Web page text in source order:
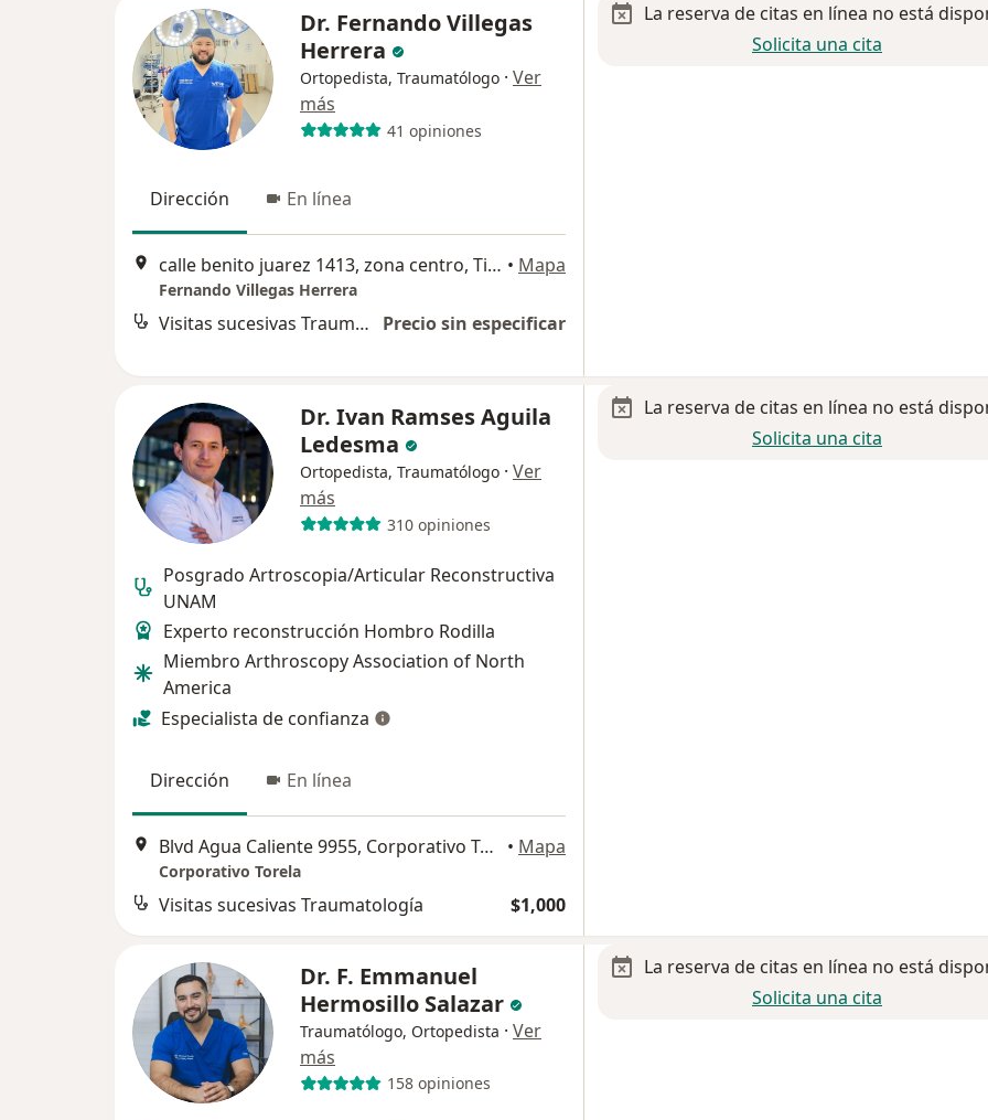
Dr. Fernando Villegas
Herrera
Ortopedista, Traumatólogo · Ver
más
41 opiniones
Dirección En línea
calle benito juarez 1413, zona centro, Tijuana • Mapa
Fernando Villegas Herrera
Visitas sucesivas Traumatología Precio sin especificar
La reserva de citas en línea no está
Solicita una cita
Dr. Ivan Ramses Aguila
Ledesma
Ortopedista, Traumatólogo · Ver
más
310 opiniones
Posgrado Artroscopia/Articular Reconstructiva
UNAM
Experto reconstrucción Hombro Rodilla
Miembro Arthroscopy Association of North
America
Especialista de confianza
Dirección En línea
Blvd Agua Caliente 9955, Corporativo Torela. Planta M, Tijuana • Mapa
Corporativo Torela
Visitas sucesivas Traumatología $1,000
La reserva de citas en línea no está
Solicita una cita
Dr. F. Emmanuel
Hermosillo Salazar
Traumatólogo, Ortopedista · Ver
más
158 opiniones
La reserva de citas en línea no está
Solicita una cita